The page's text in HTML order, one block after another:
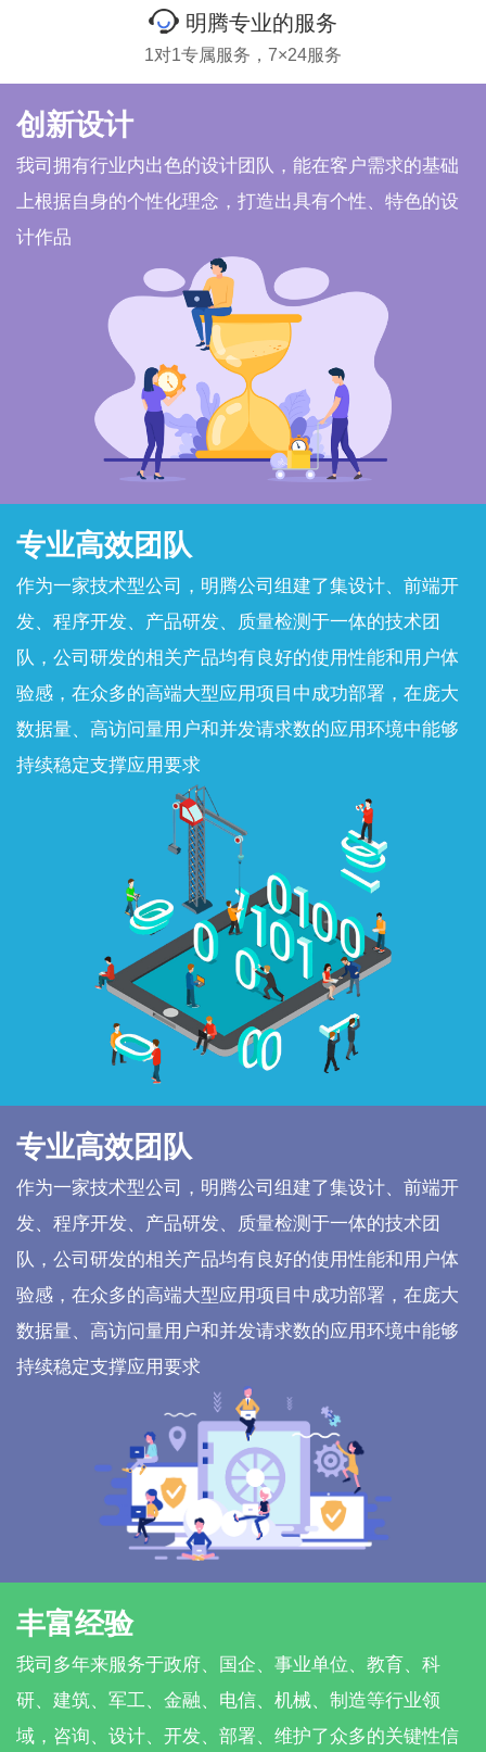
明腾专业的服务
1对1专属服务，7×24服务
创新设计
我司拥有行业内出色的设计团队，能在客户需求的基础
上根据自身的个性化理念，打造出具有个性、特色的设
计作品
专业高效团队
作为一家技术型公司，明腾公司组建了集设计、前端开
发、程序开发、产品研发、质量检测于一体的技术团
队，公司研发的相关产品均有良好的使用性能和用户体
验感，在众多的高端大型应用项目中成功部署，在庞大
数据量、高访问量用户和并发请求数的应用环境中能够
持续稳定支撑应用要求
专业高效团队
作为一家技术型公司，明腾公司组建了集设计、前端开
发、程序开发、产品研发、质量检测于一体的技术团
队，公司研发的相关产品均有良好的使用性能和用户体
验感，在众多的高端大型应用项目中成功部署，在庞大
数据量、高访问量用户和并发请求数的应用环境中能够
持续稳定支撑应用要求
丰富经验
我司多年来服务于政府、国企、事业单位、教育、科
研、建筑、军工、金融、电信、机械、制造等行业领
域，咨询、设计、开发、部署、维护了众多的关键性信